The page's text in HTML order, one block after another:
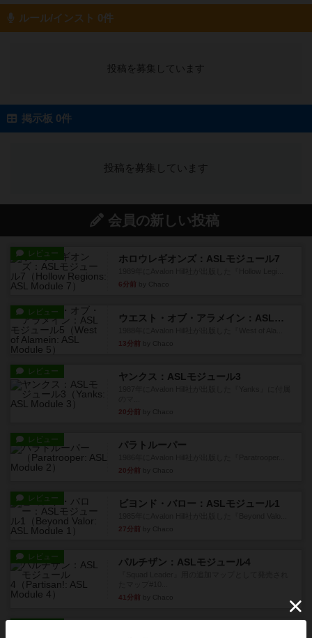
ルール/インスト 0件
投稿を募集しています
掲示板 0件
投稿を募集しています
会員の新しい投稿
レビュー ホロウレギオンズ：ASLモジュール7
6分前
レビュー
ウエスト・オブ・アラメイン：ASLモジュール5
13分前
レビュー ヤンクス：ASLモジュール3
20分前
レビュー パラトルーパー
20分前
レビュー ビヨンド・バロー：ASLモジュール1
27分前
レビュー パルチザン：ASLモジュール4
41分前